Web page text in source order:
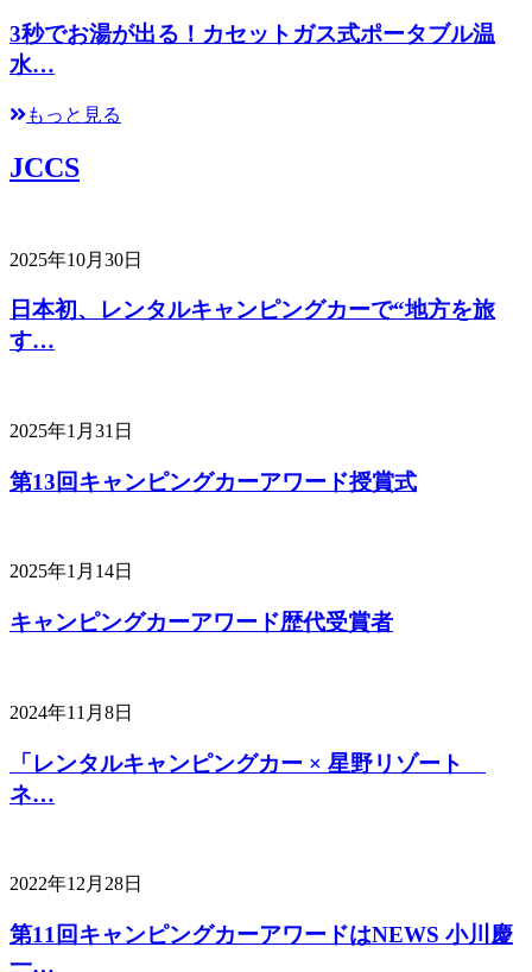
3秒でお湯が出る！カセットガス式ポータブル温
水…
もっと見る
JCCS
2025年10月30日
日本初、レンタルキャンピングカーで“地方を旅
す…
2025年1月31日
第13回キャンピングカーアワード授賞式
2025年1月14日
キャンピングカーアワード歴代受賞者
2024年11月8日
「レンタルキャンピングカー × 星野リゾート
ネ…
2022年12月28日
第11回キャンピングカーアワードはNEWS 小川慶
一…